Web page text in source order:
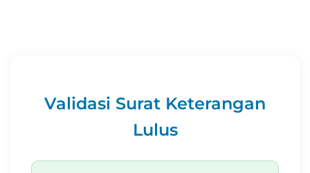
Validasi Surat Keterangan
Lulus